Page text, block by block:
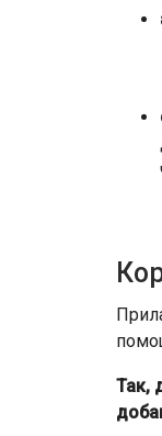
Так,